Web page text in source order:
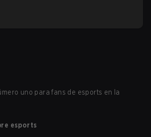
uno para fans de esports en la
esports